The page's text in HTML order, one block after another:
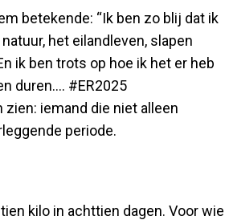
betekende: “Ik ben zo blij dat ik
het eilandleven, slapen
ik ben trots op hoe ik het er heb
duren.... #ER2025
zien: iemand die niet alleen
periode.
kilo in achttien dagen. Voor wie